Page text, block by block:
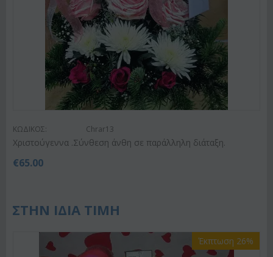
ΚΩΔΙΚΟΣ: Chrar13
Χριστούγεννα .Σύνθεση άνθη σε παράλληλη διάταξη.
€65.00
ΣΤΗΝ ΙΔΙΑ ΤΙΜΗ
Έκπτωση 26%